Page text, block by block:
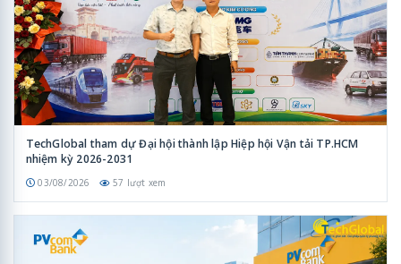
TechGlobal tham dự Đại hội thành lập Hiệp hội Vận tải TP.HCM
nhiệm kỳ 2026-2031
03/08/2026 57 lượt xem